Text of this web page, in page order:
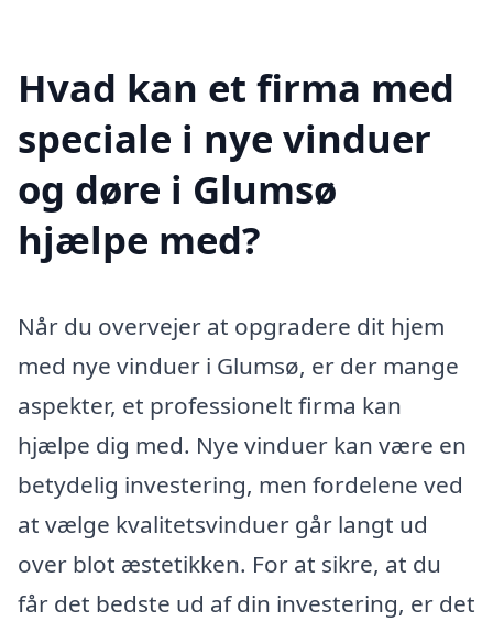
Hvad kan et firma med
speciale i nye vinduer
og døre i Glumsø
hjælpe med?
Når du overvejer at opgradere dit hjem
med nye vinduer i Glumsø, er der mange
aspekter, et professionelt firma kan
hjælpe dig med. Nye vinduer kan være en
betydelig investering, men fordelene ved
at vælge kvalitetsvinduer går langt ud
over blot æstetikken. For at sikre, at du
får det bedste ud af din investering, er det